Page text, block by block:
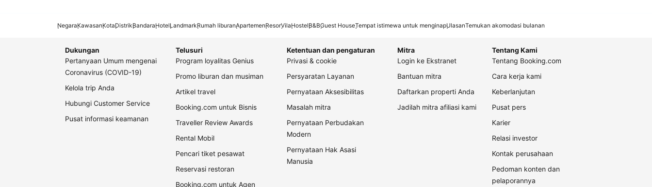
NegaraKawasanKotaDistrikBandaraHotelLandmarkRumah liburanApartemenResorVilaHostelB&BGuest HouseTempat istimewa untuk menginapUlasanTemukan akomodasi bulanan
Dukungan
Pertanyaan Umum mengenai
Coronavirus (COVID-19)
Kelola trip Anda
Hubungi Customer Service
Pusat informasi keamanan
Telusuri
Program loyalitas Genius
Promo liburan dan musiman
Artikel travel
Booking.com untuk Bisnis
Traveller Review Awards
Rental Mobil
Pencari tiket pesawat
Reservasi restoran
Booking.com untuk Agen
Ketentuan dan pengaturan
Privasi & cookie
Persyaratan Layanan
Pernyataan Aksesibilitas
Masalah mitra
Pernyataan Perbudakan
Modern
Pernyataan Hak Asasi
Manusia
Mitra
Login ke Ekstranet
Bantuan mitra
Daftarkan properti Anda
Jadilah mitra afiliasi kami
Tentang Kami
Tentang Booking.com
Cara kerja kami
Keberlanjutan
Pusat pers
Karier
Relasi investor
Kontak perusahaan
Pedoman konten dan
pelaporannya